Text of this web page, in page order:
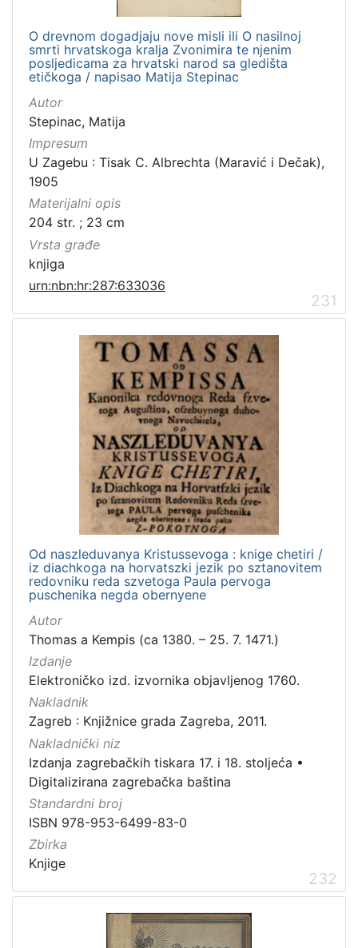
O drevnom dogadjaju nove misli ili O nasilnoj
smrti hrvatskoga kralja Zvonimira te njenim
posljedicama za hrvatski narod sa gledišta
etičkoga / napisao Matija Stepinac
Autor
Stepinac, Matija
Impresum
U Zagebu : Tisak C. Albrechta (Maravić i Dečak),
1905
Materijalni opis
204 str. ; 23 cm
Vrsta građe
knjiga
urn:nbn:hr:287:633036
231
Od naszleduvanya Kristussevoga : knige chetiri /
iz diachkoga na horvatszki jezik po sztanovitem
redovniku reda szvetoga Paula pervoga
puschenika negda obernyene
Autor
Thomas a Kempis (ca 1380. – 25. 7. 1471.)
Izdanje
Elektroničko izd. izvornika objavljenog 1760.
Nakladnik
Zagreb : Knjižnice grada Zagreba, 2011.
Nakladnički niz
Izdanja zagrebačkih tiskara 17. i 18. stoljeća •
Digitalizirana zagrebačka baština
Standardni broj
ISBN 978-953-6499-83-0
Zbirka
Knjige
232